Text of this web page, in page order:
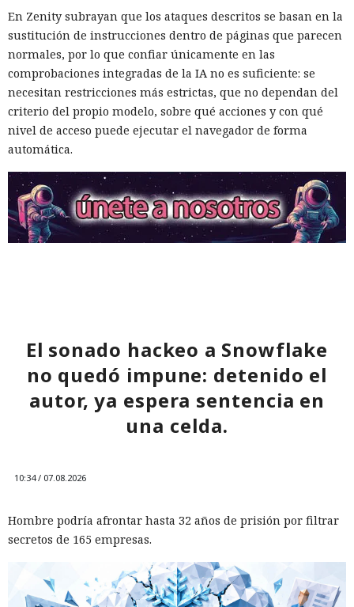
En Zenity subrayan que los ataques descritos se basan en la
sustitución de instrucciones dentro de páginas que parecen
normales, por lo que confiar únicamente en las
comprobaciones integradas de la IA no es suficiente: se
necesitan restricciones más estrictas, que no dependan del
criterio del propio modelo, sobre qué acciones y con qué
nivel de acceso puede ejecutar el navegador de forma
automática.
Inspecciones que forzarán su
salida del mercado: China toma
represalias contra EE. UU. a
través de Palo Alto Networks
12:43 / 07.08.2026
Otra corporación corre el riesgo de repetir la triste suerte de
sus predecesoras.
El sonado hackeo a Snowflake
no quedó impune: detenido el
autor, ya espera sentencia en
una celda.
10:34 / 07.08.2026
Hombre podría afrontar hasta 32 años de prisión por filtrar
secretos de 165 empresas.